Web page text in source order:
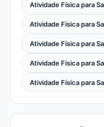
Atividade Física para
Atividade Física para
Atividade Física para
Atividade Física para
Atividade Física para